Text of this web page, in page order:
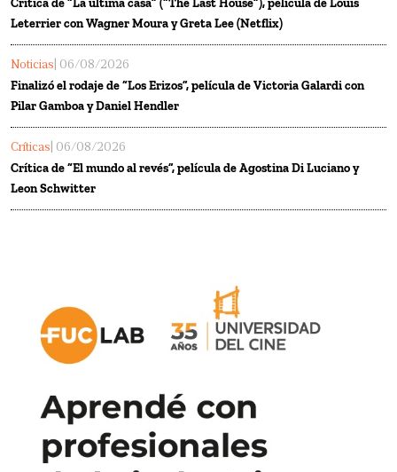
Crítica de “La última casa” (“The Last House”), película de Louis
Leterrier con Wagner Moura y Greta Lee (Netflix)
Noticias | 06/08/2026
Finalizó el rodaje de “Los Erizos”, película de Victoria Galardi con
Pilar Gamboa y Daniel Hendler
Críticas | 06/08/2026
Crítica de “El mundo al revés”, película de Agostina Di Luciano y
Leon Schwitter